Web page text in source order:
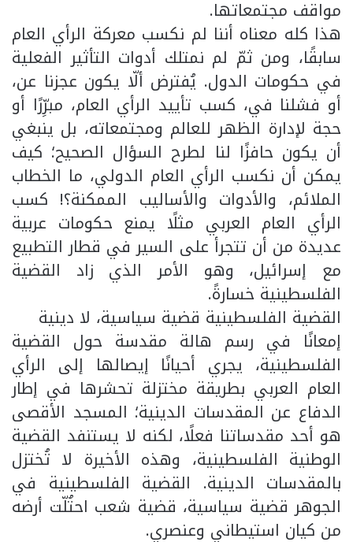
مواقف مجتمعاتها.
هذا كله معناه أننا لم نكسب معركة الرأي العام
سابقًا، ومن ثمّ لم نمتلك أدوات التأثير الفعلية
في حكومات الدول. يُفترض ألّا يكون عجزنا عن،
أو فشلنا في، كسب تأييد الرأي العام، مبرِّرًا أو
حجة لإدارة الظهر للعالم ومجتمعاته، بل ينبغي
أن يكون حافزًا لنا لطرح السؤال الصحيح؛ كيف
يمكن أن نكسب الرأي العام الدولي، ما الخطاب
الملائم، والأدوات والأساليب الممكنة؟! كسب
الرأي العام العربي مثلًا يمنع حكومات عربية
عديدة من أن تتجرأ على السير في قطار التطبيع
مع إسرائيل، وهو الأمر الذي زاد القضية
الفلسطينية خسارةً.
القضية الفلسطينية قضية سياسية، لا دينية
إمعانًا في رسم هالة مقدسة حول القضية
الفلسطينية، يجري أحيانًا إيصالها إلى الرأي
العام العربي بطريقة مختزلة تحشرها في إطار
الدفاع عن المقدسات الدينية؛ المسجد الأقصى
هو أحد مقدساتنا فعلًا، لكنه لا يستنفد القضية
الوطنية الفلسطينية، وهذه الأخيرة لا تُختزل
بالمقدسات الدينية. القضية الفلسطينية في
الجوهر قضية سياسية، قضية شعب احتُلّت أرضه
من كيان استيطاني وعنصري.